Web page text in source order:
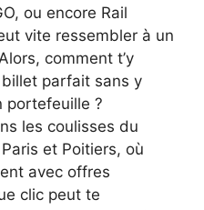
ou encore Rail
vite ressembler à un
comment t’y
parfait sans y
portefeuille ?
les coulisses du
et Poitiers, où
avec offres
clic peut te